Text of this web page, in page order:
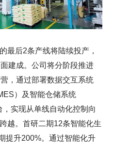
最后2条产线将陆续投产，
建成。公司将分阶段推进
，通过部署数据交互系统
）及智能仓储系统
，实现从单线自动化控制向
越。首研二期12条智能化生
提升200%。通过智能化升